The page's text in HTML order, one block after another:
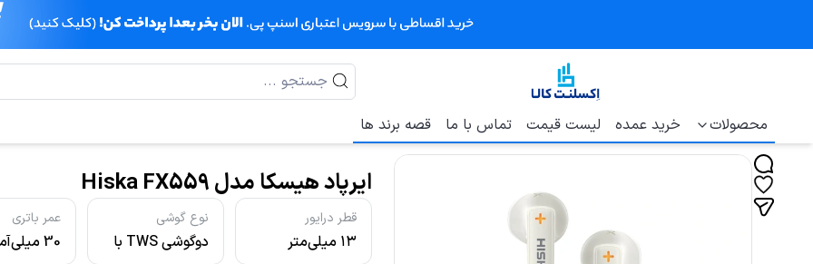
محصولات خرید عمده لیست قیمت تماس با ما قصه برند ها
ایرپاد هیسکا مدل Hiska FX559
قطر درایور
۱۳ میلی‌متر
نوع گوشی
دوگوشی TWS با
عمر باتری
30 میلی‌آمپر